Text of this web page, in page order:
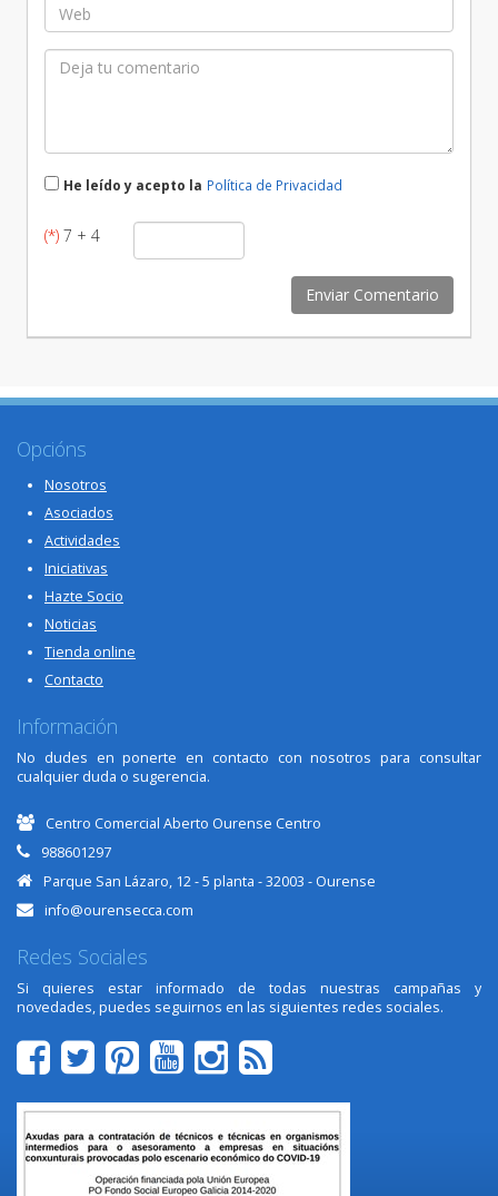
He leído y acepto la Política de Privacidad
(*) 7 + 4
Opcións
Nosotros
Asociados
Actividades
Iniciativas
Hazte Socio
Noticias
Tienda online
Contacto
Información
No dudes en ponerte en contacto con nosotros para consultar
cualquier duda o sugerencia.
Centro Comercial Aberto Ourense Centro
988601297
Parque San Lázaro, 12 - 5 planta - 32003 - Ourense
info@ourensecca.com
Redes Sociales
Si quieres estar informado de todas nuestras campañas y
novedades, puedes seguirnos en las siguientes redes sociales.